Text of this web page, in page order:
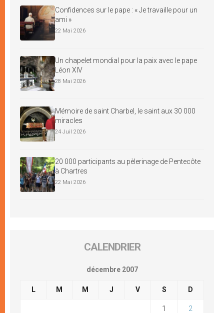
Confidences sur le pape : « Je travaille pour un
ami »
22 Mai 2026
Un chapelet mondial pour la paix avec le pape
Léon XIV
28 Mai 2026
Mémoire de saint Charbel, le saint aux 30 000
miracles
24 Juil 2026
20 000 participants au pèlerinage de Pentecôte
à Chartres
22 Mai 2026
CALENDRIER
décembre 2007
L M M J V S D
1 2